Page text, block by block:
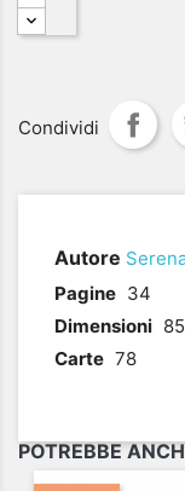
Condividi
Autore
.Pagine 34
Dimensioni
Carte 78
POTREBBE